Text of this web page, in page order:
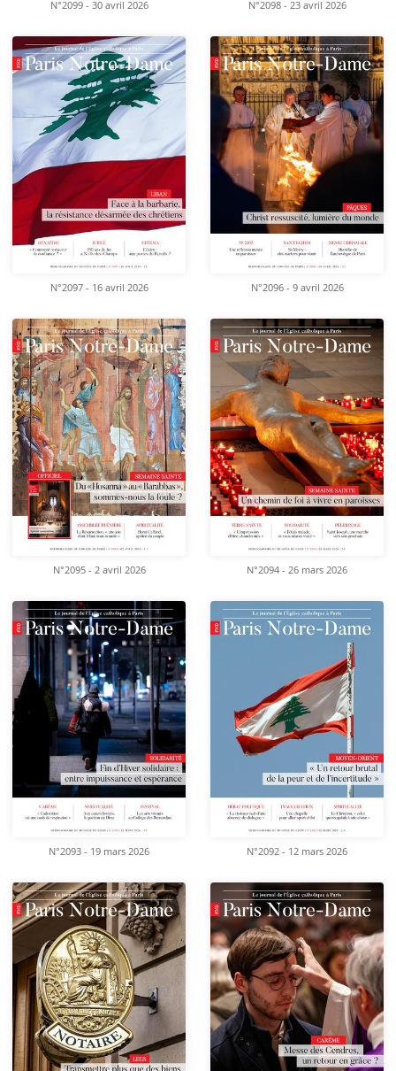
N°2099 - 30 avril 2026 N°2098 - 23 avril 2026
N°2097 - 16 avril 2026 N°2096 - 9 avril 2026
N°2095 - 2 avril 2026 N°2094 - 26 mars 2026
N°2093 - 19 mars 2026 N°2092 - 12 mars 2026